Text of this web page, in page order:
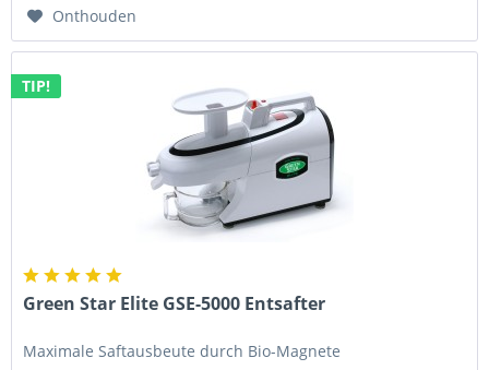
Onthouden
TIP!
Green Star Elite GSE-5000 Entsafter
Maximale Saftausbeute durch Bio-Magnete